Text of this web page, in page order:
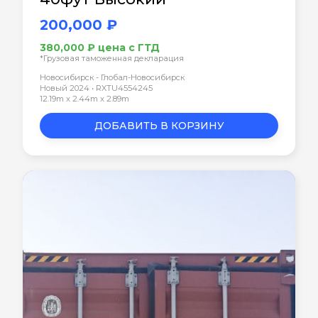
200,000 ₽
380,000 ₽ цена с ГТД
*Грузовая таможенная декларация
Новосибирск - Глобал-Новосибирск
Новый 2024 • RXTU4554245
12.19m x 2.44m x 2.89m
ДОБАВИТЬ В КОРЗИНУ